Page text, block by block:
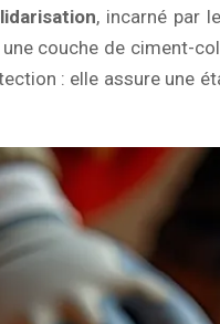
, incarné par
couche de ciment-
: elle assure